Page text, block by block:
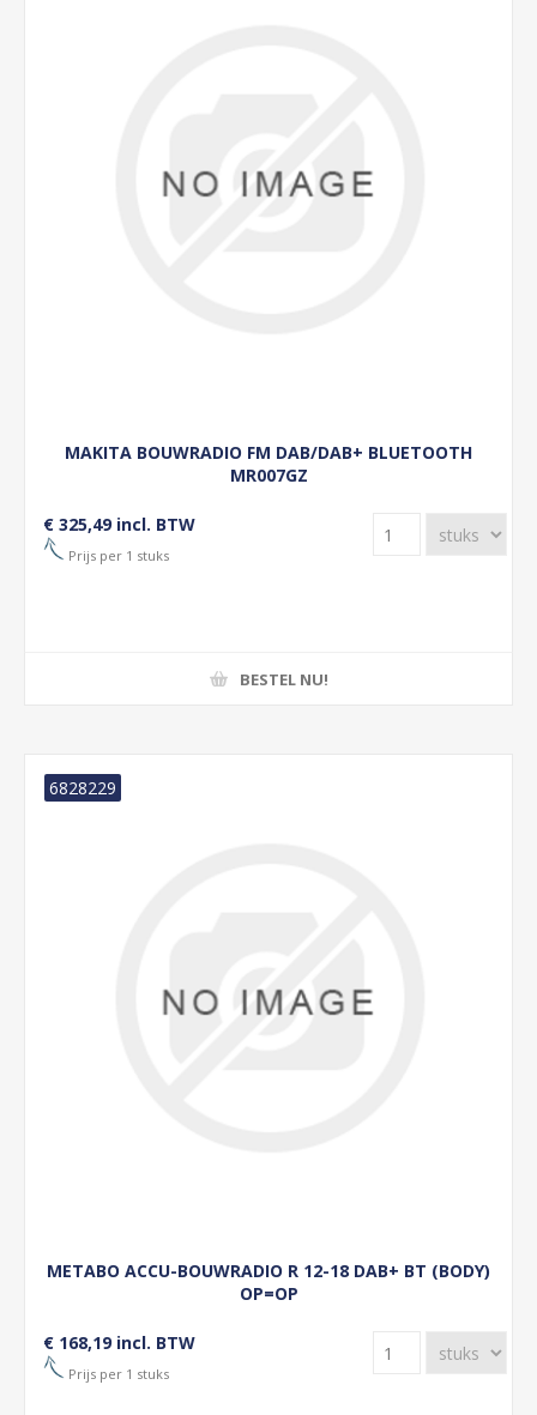
MAKITA BOUWRADIO FM DAB/DAB+ BLUETOOTH
MR007GZ
€ 325,49 incl. BTW
Prijs per 1 stuks
BESTEL NU!
METABO ACCU-BOUWRADIO R 12-18 DAB+ BT (BODY)
OP=OP
6828229
€ 168,19 incl. BTW
Prijs per 1 stuks